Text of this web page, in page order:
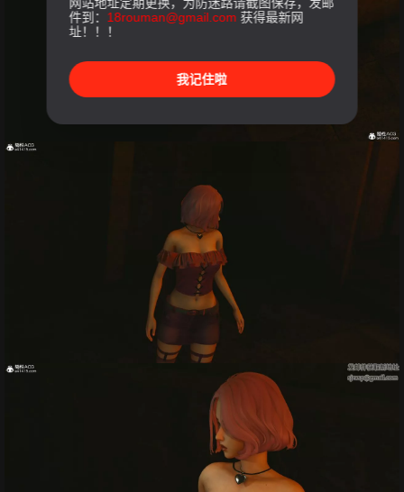
件到： 18rouman@gmail.com 获得最新网
址！！！
我记住啦